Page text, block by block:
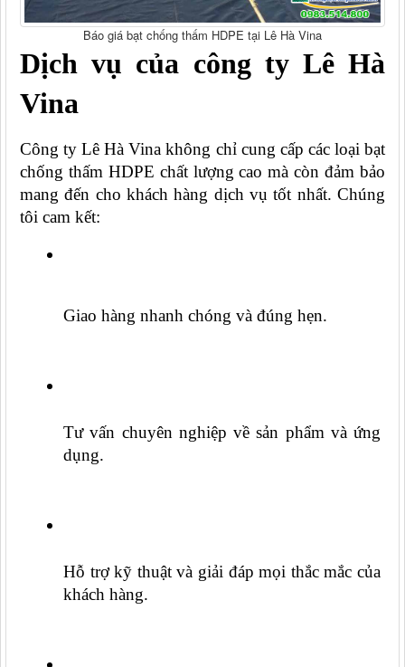
Báo giá bạt chống thấm HDPE tại Lê Hà Vina
Dịch vụ của công ty Lê Hà
Vina
Công ty Lê Hà Vina không chỉ cung cấp các loại bạt
chống thấm HDPE chất lượng cao mà còn đảm bảo
mang đến cho khách hàng dịch vụ tốt nhất. Chúng
tôi cam kết:
Giao hàng nhanh chóng và đúng hẹn.
Tư vấn chuyên nghiệp về sản phẩm và ứng
dụng.
Hỗ trợ kỹ thuật và giải đáp mọi thắc mắc của
khách hàng.